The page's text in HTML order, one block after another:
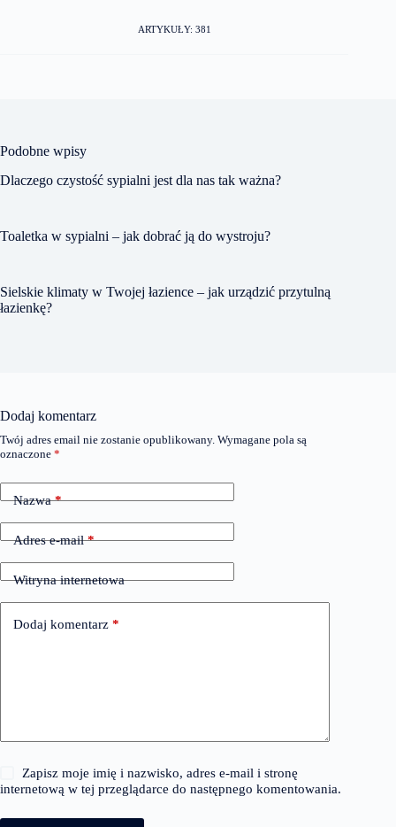
ARTYKUŁY: 381
Podobne wpisy
Dlaczego czystość sypialni jest dla nas tak ważna?
Toaletka w sypialni – jak dobrać ją do wystroju?
Sielskie klimaty w Twojej łazience – jak urządzić przytulną
łazienkę?
Dodaj komentarz
Twój adres email nie zostanie opublikowany. Wymagane pola są
oznaczone *
Nazwa*
Adres e-mail*
Witryna internetowa
Dodaj komentarz *
Zapisz moje imię i nazwisko, adres e-mail i stronę
internetową w tej przeglądarce do następnego komentowania.